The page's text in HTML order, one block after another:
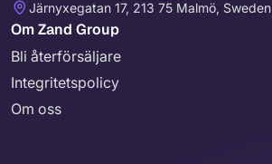
Järnyxegatan 17, 213 75 Malmö, Sweden
Om Zand Group
Bli återförsäljare
Integritetspolicy
Om oss